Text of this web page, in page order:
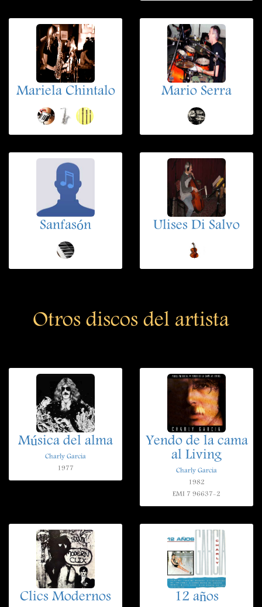
Mariela Chintalo Mario Serra
Sanfasón Ulises Di Salvo
Otros discos del artista
Música del alma
Charly Garcia
1977
Yendo de la cama
al Living
Charly Garcia
1982
EMI 7 96637-2
Clics Modernos 12 años